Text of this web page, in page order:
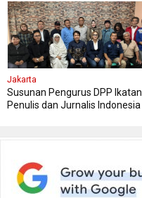
Jakarta
Susunan Pengurus DPP Ikatan
Penulis dan Jurnalis Indonesia